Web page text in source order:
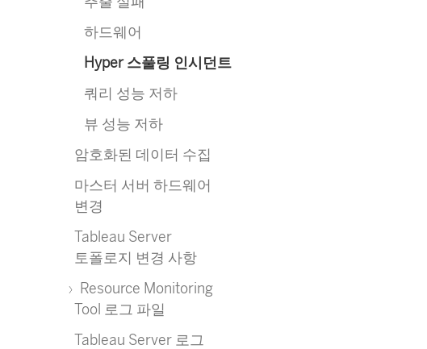
하드웨어
Hyper 스풀링 인시던트
쿼리 성능 저하
뷰 성능 저하
암호화된 데이터 수집
마스터 서버 하드웨어
변경
Tableau Server
토폴로지 변경 사항
Resource Monitoring
Tool 로그 파일
Tableau Server 로그